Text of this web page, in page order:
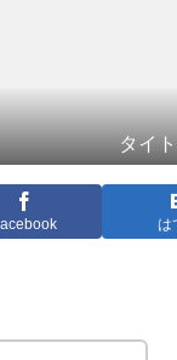
タイ
は